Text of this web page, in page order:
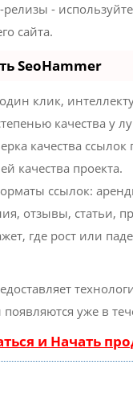
-
сайта.
SeoHammer
клик,
качества у
качества
качества проекта.
ссылок:
отзывы, статьи,
где рост или
появляются уже в
и Начать